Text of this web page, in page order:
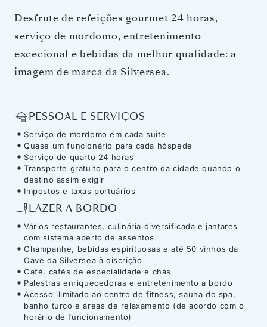
Desfrute de refeições gourmet 24 horas,
serviço de mordomo, entretenimento
excecional e bebidas da melhor qualidade: a
imagem de marca da Silversea.
PESSOAL E SERVIÇOS
Serviço de mordomo em cada suite
Quase um funcionário para cada hóspede
Serviço de quarto 24 horas
Transporte gratuito para o centro da cidade quando o
destino assim exigir
Impostos e taxas portuários
LAZER A BORDO
Vários restaurantes, culinária diversificada e jantares
com sistema aberto de assentos
Champanhe, bebidas espirituosas e até 50 vinhos da
Cave da Silversea à discrição
Café, cafés de especialidade e chás
Palestras enriquecedoras e entretenimento a bordo
Acesso ilimitado ao centro de fitness, sauna do spa,
banho turco e áreas de relaxamento (de acordo com o
horário de funcionamento)